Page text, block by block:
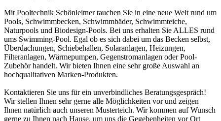
Mit Pooltechnik Schönleitner tauchen Sie in eine neue Welt rund um
Pools, Schwimmbecken, Schwimmbäder, Schwimmteiche,
Naturpools und Biodesign-Pools. Bei uns erhalten Sie ALLES rund
ums Swimming-Pool. Egal ob es sich dabei um das Becken selbst,
Überdachungen, Schiebehallen, Solaranlagen, Heizungen,
Filteranlagen, Wärmepumpen, Gegenstromanlagen oder Pool-
Zubehör handelt. Wir bieten Ihnen eine sehr große Auswahl an
hochqualitativen Marken-Produkten.
Kontaktieren Sie uns für ein unverbindliches Beratungsgespräch!
Wir stellen Ihnen sehr gerne alle Möglichkeiten vor und zeigen
Ihnen natürlich auch unseren Musterteich. Wir kommen auf Wunsch
gerne zu Ihnen nach Hause, um uns die Gegebenheiten vor Ort